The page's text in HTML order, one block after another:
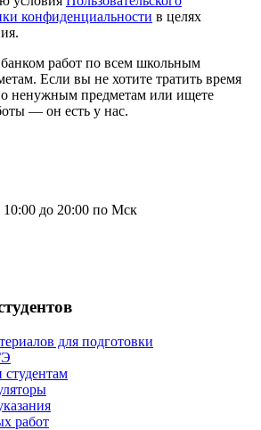
конфиденциальности в целях
работ по всем школьным
Если вы не хотите тратить время
ненужным предметам или ищете
— он есть у нас.
10:00 до 20:00 по Мск
для подготовки
работ